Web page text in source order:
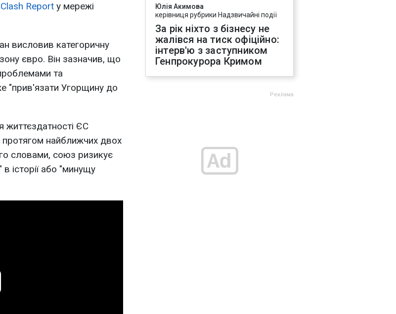
Report у мережі
висловив категоричну
євро. Він зазначив, що
та
"прив'язати Угорщину до
ЄС
протягом найближчих двох
словами, союз ризикує
історії або "минущу
Юлія Акимова
керівниця рубрики Надзвичайні події
За рік ніхто з бізнесу не
жалівся на тиск офіційно:
інтерв'ю з заступником
Генпрокурора Кримом